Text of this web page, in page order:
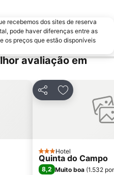
Igreja Paroquial de Pataias
Praia Norte
Quinta Pedagógica do Cuco
Porto das Barcas
Touril de Atouguia da Baleia
Estação comboios de Leiria
Monumento ao Peregrino em Fátima
Olhos d'Água de Olho Marinho
recebemos dos sites de reserva
pode haver diferenças entre as
os preços que estão disponíveis
avaliação em
PartilharAdicionar
3 Estrelas
Hotel
Quinta do Campo
8,2 Muito boa (1.532